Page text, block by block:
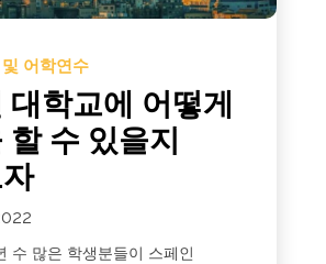
어학연수
대학교에 어떻게
할 수 있을지
수 많은 학생분들이 스페인